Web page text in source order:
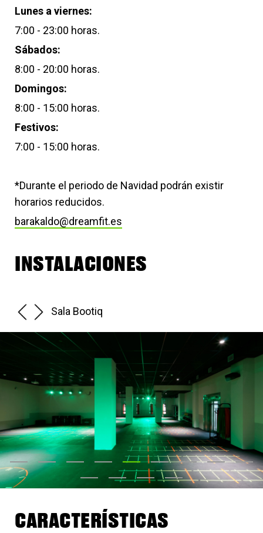
Lunes a viernes:
7:00 - 23:00 horas.
Sábados:
8:00 - 20:00 horas.
Domingos:
8:00 - 15:00 horas.
Festivos:
7:00 - 15:00 horas.
*Durante el periodo de Navidad podrán existir
horarios reducidos.
barakaldo@dreamfit.es
INSTALACIONES
Sala Bootiq
CARACTERÍSTICAS